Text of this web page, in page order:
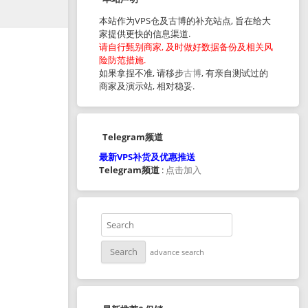
本站作为VPS仓及古博的补充站点, 旨在给大
家提供更快的信息渠道.
请自行甄别商家, 及时做好数据备份及相关风
险防范措施.
如果拿捏不准, 请移步古博, 有亲自测试过的
商家及演示站, 相对稳妥.
Telegram频道
最新VPS补货及优惠推送
Telegram频道 : 点击加入
advance search